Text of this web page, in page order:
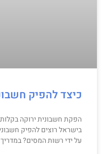
כיצד להפיק
הפקת חשבונית ירוקה
בישראל רוצים להפיק
על ידי רשות המסים?